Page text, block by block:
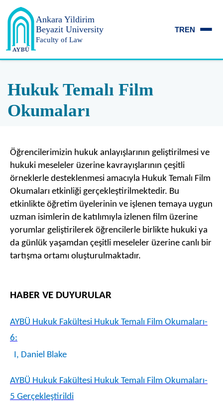
Ankara Yildirim
Beyazit University
Faculty of Law
TREN
Hukuk Temalı Film
Okumaları
Öğrencilerimizin hukuk anlayışlarının geliştirilmesi ve
hukuki meseleler üzerine kavrayışlarının çeşitli
örneklerle desteklenmesi amacıyla Hukuk Temalı Film
Okumaları etkinliği gerçekleştirilmektedir. Bu
etkinlikte öğretim üyelerinin ve işlenen temaya uygun
uzman isimlerin de katılımıyla izlenen film üzerine
yorumlar geliştirilerek öğrencilerle birlikte hukuki ya
da günlük yaşamdan çeşitli meseleler üzerine canlı bir
tartışma ortamı oluşturulmaktadır.
HABER VE DUYURULAR
AYBÜ Hukuk Fakültesi Hukuk Temalı Film Okumaları-
6:
I, Daniel Blake
AYBÜ Hukuk Fakültesi Hukuk Temalı Film Okumaları-
5 Gerçekleştirildi